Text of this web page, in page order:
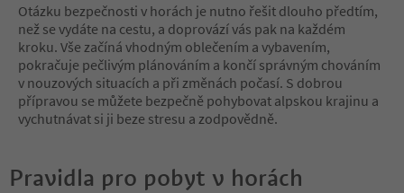
Otázku bezpečnosti v horách je nutno řešit dlouho předtím,
než se vydáte na cestu, a doprovází vás pak na každém
kroku. Vše začíná vhodným oblečením a vybavením,
pokračuje pečlivým plánováním a končí správným chováním
v nouzových situacích a při změnách počasí. S dobrou
přípravou se můžete bezpečně pohybovat alpskou krajinu a
vychutnávat si ji beze stresu a zodpovědně.
Pravidla pro pobyt v horách